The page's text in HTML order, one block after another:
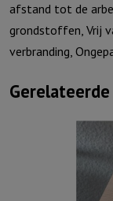
afstand tot de
grondstoffen, Vrij
verbranding,